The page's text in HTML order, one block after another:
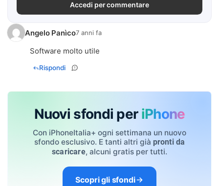
Accedi per commentare
Angelo Panìco7 anni fa
Software molto utile
Rispondi
Nuovi sfondi per iPhone
Con iPhoneItalia+ ogni settimana un nuovo
sfondo esclusivo. E tanti altri già pronti da
scaricare, alcuni gratis per tutti.
Scopri gli sfondi